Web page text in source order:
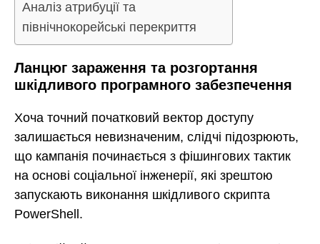
Аналіз атрибуції та
північнокорейські перекриття
Ланцюг зараження та розгортання
шкідливого програмного забезпечення
Хоча точний початковий вектор доступу
залишається невизначеним, слідчі підозрюють,
що кампанія починається з фішингових тактик
на основі соціальної інженерії, які зрештою
запускають виконання шкідливого скрипта
PowerShell.